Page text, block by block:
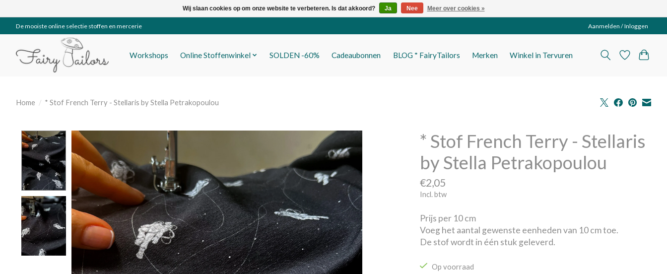
De mooiste online selectie stoffen en mercerie Aanmelden / Inloggen
Workshops Online Stoffenwinkel SOLDEN -60% Cadeaubonnen BLOG * FairyTailors Merken Winkel in Tervuren
Home / * Stof French Terry - Stellaris by Stella Petrakopoulou
Product image slideshow Items
* Stof French Terry - Stellaris
by Stella Petrakopoulou
€2,05
Incl. btw
Prijs per 10 cm
Voeg het aantal gewenste eenheden van 10 cm toe.
De stof wordt in één stuk geleverd.
Op voorraad
Wij slaan cookies op om onze website te verbeteren. Is dat akkoord? Ja Nee Meer over cookies »